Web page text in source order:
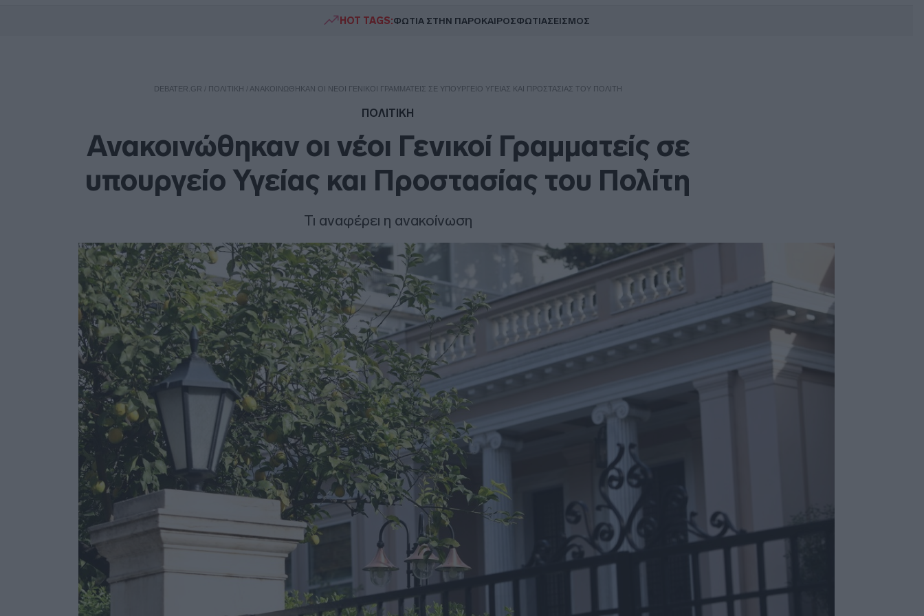
HOT TAGS:ΦΩΤΙΑ ΣΤΗΝ ΠΑΡΟΚΑΙΡΟΣΦΩΤΙΑΣΕΙΣΜΟΣ
DEBATER.GR / ΠΟΛΙΤΙΚΗ /ΑΝΑΚΟΙΝΏΘΗΚΑΝ ΟΙ ΝΈΟΙ ΓΕΝΙΚΟΊ ΓΡΑΜΜΑΤΕΊΣ ΣΕ ΥΠΟΥΡΓΕΊΟ ΥΓΕΊΑΣ ΚΑΙ ΠΡΟΣΤΑΣΊΑΣ ΤΟΥ ΠΟΛΊΤΗ
ΠΟΛΙΤΙΚΗ
Ανακοινώθηκαν οι νέοι Γενικοί Γραμματείς σε
υπουργείο Υγείας και Προστασίας του Πολίτη
Τι αναφέρει η ανακοίνωση